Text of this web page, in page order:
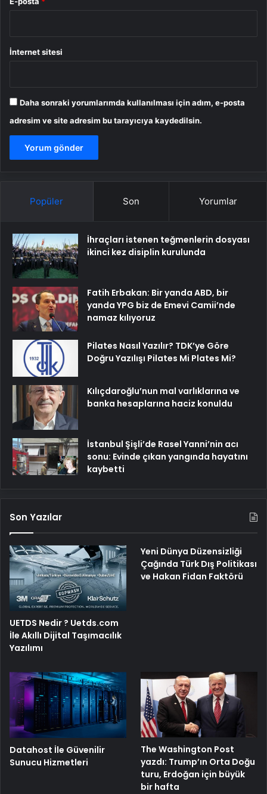
İnternet sitesi
Daha sonraki yorumlarımda kullanılması için adım, e-posta
adresim ve site adresim bu tarayıcıya kaydedilsin.
Popüler Son Yorumlar
İhraçları istenen teğmenlerin dosyası
ikinci kez disiplin kurulunda
Fatih Erbakan: Bir yanda ABD, bir
yanda YPG biz de Emevi Camii’nde
namaz kılıyoruz
Pilates Nasıl Yazılır? TDK’ye Göre
Doğru Yazılışı Pilates Mi Plates Mi?
Kılıçdaroğlu’nun mal varlıklarına ve
banka hesaplarına haciz konuldu
İstanbul Şişli’de Rasel Yanni’nin acı
sonu: Evinde çıkan yangında hayatını
kaybetti
Son Yazılar
UETDS Nedir ? Uetds.com
İle Akıllı Dijital Taşımacılık
Yazılımı
Yeni Dünya Düzensizliği
Çağında Türk Dış Politikası
ve Hakan Fidan Faktörü
Datahost İle Güvenilir
Sunucu Hizmetleri
The Washington Post
yazdı: Trump’ın Orta Doğu
turu, Erdoğan için büyük
bir hafta